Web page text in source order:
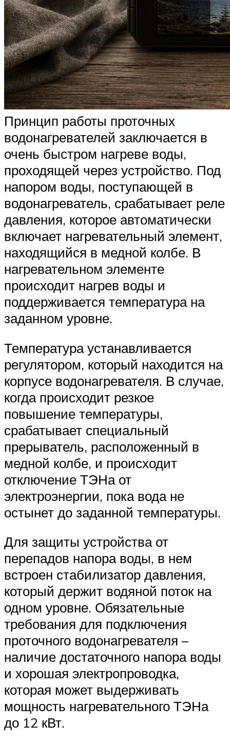
Принцип работы проточных
водонагревателей заключается в
очень быстром нагреве воды,
проходящей через устройство. Под
напором воды, поступающей в
водонагреватель, срабатывает реле
давления, которое автоматически
включает нагревательный элемент,
находящийся в медной колбе. В
нагревательном элементе
происходит нагрев воды и
поддерживается температура на
заданном уровне.
Температура устанавливается
регулятором, который находится на
корпусе водонагревателя. В случае,
когда происходит резкое
повышение температуры,
срабатывает специальный
прерыватель, расположенный в
медной колбе, и происходит
отключение ТЭНа от
электроэнергии, пока вода не
остынет до заданной температуры.
Для защиты устройства от
перепадов напора воды, в нем
встроен стабилизатор давления,
который держит водяной поток на
одном уровне. Обязательные
требования для подключения
проточного водонагревателя –
наличие достаточного напора воды
и хорошая электропроводка,
которая может выдерживать
мощность нагревательного ТЭНа
до 12 кВт.